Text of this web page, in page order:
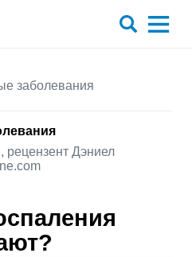
заболевания
Дэниел